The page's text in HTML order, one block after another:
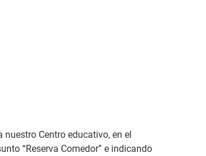
Centro educativo, en el
“Reserva Comedor” e indicando